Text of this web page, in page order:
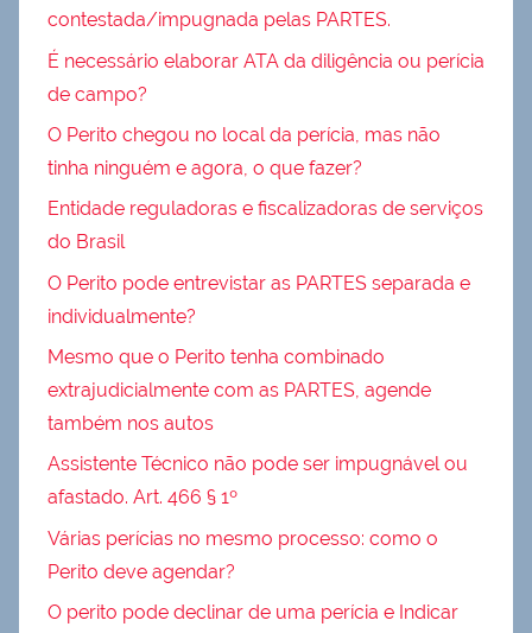
contestada/impugnada pelas PARTES.
É necessário elaborar ATA da diligência ou perícia
de campo?
O Perito chegou no local da perícia, mas não
tinha ninguém e agora, o que fazer?
Entidade reguladoras e fiscalizadoras de serviços
do Brasil
O Perito pode entrevistar as PARTES separada e
individualmente?
Mesmo que o Perito tenha combinado
extrajudicialmente com as PARTES, agende
também nos autos
Assistente Técnico não pode ser impugnável ou
afastado. Art. 466 § 1º
Várias perícias no mesmo processo: como o
Perito deve agendar?
O perito pode declinar de uma perícia e Indicar